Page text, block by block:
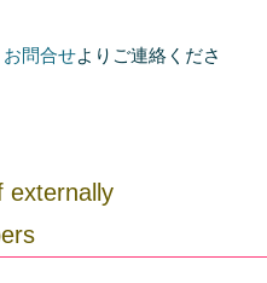
お問合せよりご連絡くださ
externally